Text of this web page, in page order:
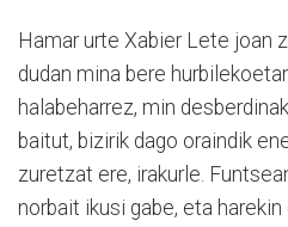
Hamar urte Xabier Lete joan
dudan mina bere
halabeharrez, min
baitut, bizirik dago oraindik
zuretzat ere, irakurle.
norbait ikusi gabe, eta